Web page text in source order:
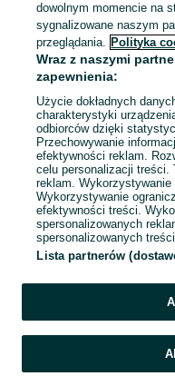
dowolnym momencie na
sygnalizowane naszym
przeglądania. Polityka
Wraz z naszymi
zapewnienia:
Użycie dokładnych
charakterystyki
odbiorców dzięki
Przechowywanie
efektywności reklam.
celu personalizacji treści.
reklam.
Wykorzystywanie
efektywności treści.
spersonalizowanych
spersonalizowanych
Lista partnerów